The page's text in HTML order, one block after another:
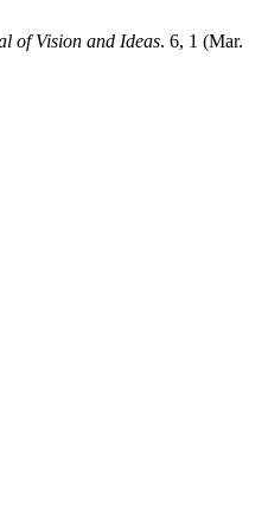
of Vision and Ideas. 6, 1 (Mar.